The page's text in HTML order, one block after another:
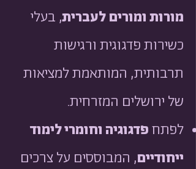
מורות ומורים לעברית, בעלי
כשירות פדגוגית ורגישות
תרבותית, המותאמת למציאות
של ירושלים המזרחית.
לפתחפדגוגיה וחומרי לימוד
ייחודיים, המבוססים על צרכים